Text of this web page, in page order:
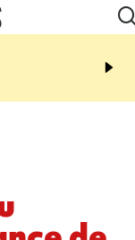
braderie de l'océan